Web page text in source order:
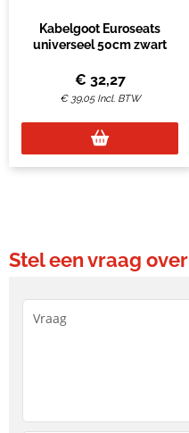
Kabelgoot Euroseats
universeel 50cm zwart
€ 32,27
€ 39,05 Incl. BTW
Stel een vraag